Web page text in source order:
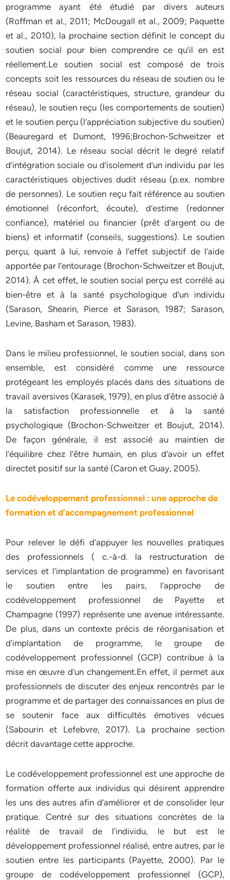
programme ayant été étudié par divers auteurs
(Roffman et al., 2011; McDougall et al., 2009; Paquette
et al., 2010), la prochaine section définit le concept du
soutien social pour bien comprendre ce qu’il en est
réellement.Le soutien social est composé de trois
concepts soit les ressources du réseau de soutien ou le
réseau social (caractéristiques, structure, grandeur du
réseau), le soutien reçu (les comportements de soutien)
et le soutien perçu (l’appréciation subjective du soutien)
(Beauregard et Dumont, 1996;Brochon-Schweitzer et
Boujut, 2014). Le réseau social décrit le degré relatif
d’intégration sociale ou d’isolement d’un individu par les
caractéristiques objectives dudit réseau (p.ex. nombre
de personnes). Le soutien reçu fait référence au soutien
émotionnel (réconfort, écoute), d’estime (redonner
confiance), matériel ou financier (prêt d’argent ou de
biens) et informatif (conseils, suggestions). Le soutien
perçu, quant à lui, renvoie à l’effet subjectif de l’aide
apportée par l’entourage (Brochon-Schweitzer et Boujut,
2014). À cet effet, le soutien social perçu est corrélé au
bien-être et à la santé psychologique d’un individu
(Sarason, Shearin, Pierce et Sarason, 1987; Sarason,
Levine, Basham et Sarason, 1983).
Dans le milieu professionnel, le soutien social, dans son
ensemble, est considéré comme une ressource
protégeant les employés placés dans des situations de
travail aversives (Karasek, 1979), en plus d’être associé à
la satisfaction professionnelle et à la santé
psychologique (Brochon-Schweitzer et Boujut, 2014).
De façon générale, il est associé au maintien de
l’équilibre chez l’être humain, en plus d’avoir un effet
directet positif sur la santé (Caron et Guay, 2005).
Le codéveloppement professionnel : une approche de
formation et d’accompagnement professionnel
Pour relever le défi d’appuyer les nouvelles pratiques
des professionnels ( c.-à-d. la restructuration de
services et l’implantation de programme) en favorisant
le soutien entre les pairs, l’approche de
codéveloppement professionnel de Payette et
Champagne (1997) représente une avenue intéressante.
De plus, dans un contexte précis de réorganisation et
d’implantation de programme, le groupe de
codéveloppement professionnel (GCP) contribue à la
mise en œuvre d’un changement.En effet, il permet aux
professionnels de discuter des enjeux rencontrés par le
programme et de partager des connaissances en plus de
se soutenir face aux difficultés émotives vécues
(Sabourin et Lefebvre, 2017). La prochaine section
décrit davantage cette approche.
Le codéveloppement professionnel est une approche de
formation offerte aux individus qui désirent apprendre
les uns des autres afin d’améliorer et de consolider leur
pratique. Centré sur des situations concrètes de la
réalité de travail de l’individu, le but est le
développement professionnel réalisé, entre autres, par le
soutien entre les participants (Payette, 2000). Par le
groupe de codéveloppement professionnel (GCP),